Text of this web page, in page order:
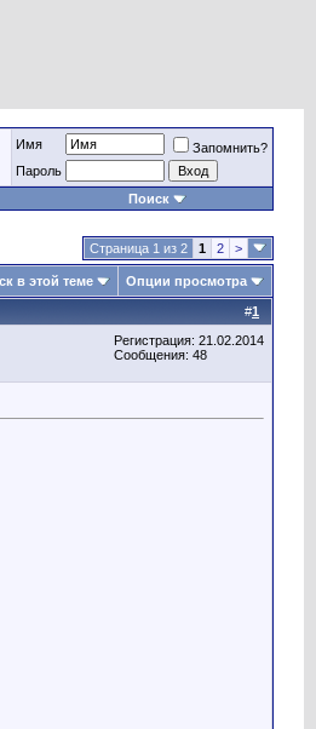
Имя
Запомнить?
Пароль
Поиск
Страница 1 из 2 1 2 >
в этой теме Опции просмотра
#1
Регистрация: 21.02.2014
Сообщения: 48